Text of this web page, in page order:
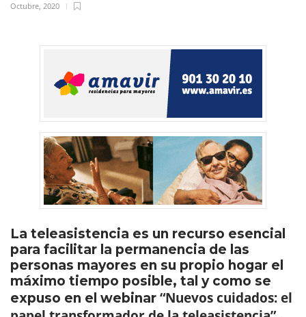
Octubre, 2020
La teleasistencia es un recurso esencial
para facilitar la permanencia de las
personas mayores en su propio hogar el
máximo tiempo posible, tal y como se
expuso en el webinar “Nuevos cuidados: el